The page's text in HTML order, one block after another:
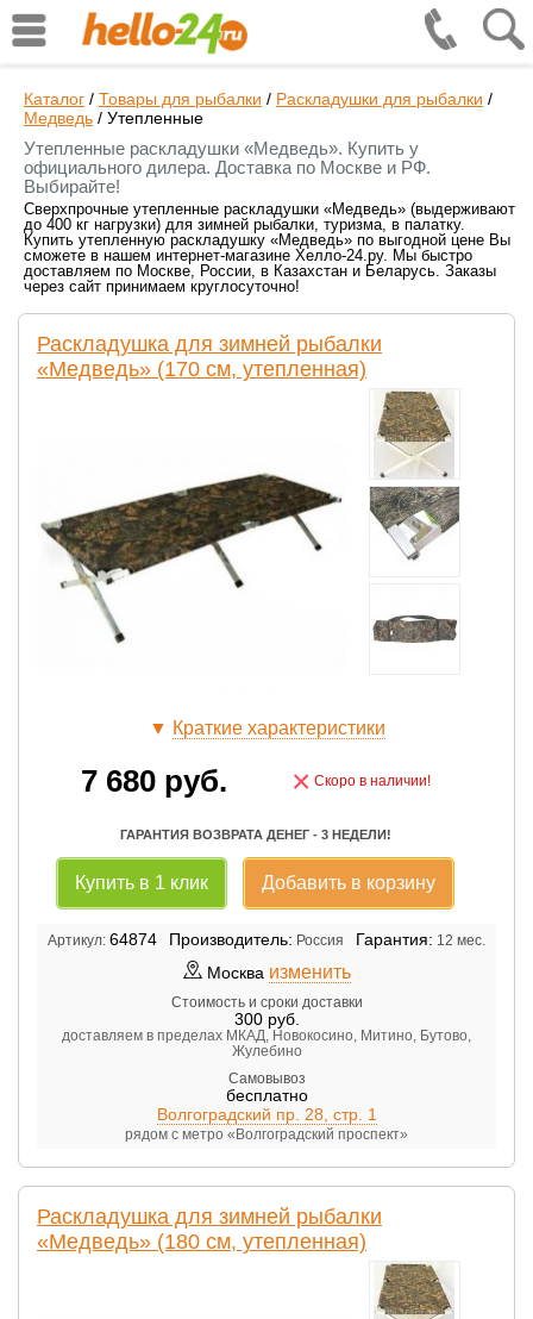
Каталог / Товары для рыбалки / Раскладушки для рыбалки /
Медведь / Утепленные
Утепленные раскладушки «Медведь». Купить у
официального дилера. Доставка по Москве и РФ.
Выбирайте!
Сверхпрочные утепленные раскладушки «Медведь» (выдерживают
до 400 кг нагрузки) для зимней рыбалки, туризма, в палатку.
Купить утепленную раскладушку «Медведь» по выгодной цене Вы
сможете в нашем интернет-магазине Хелло-24.ру. Мы быстро
доставляем по Москве, России, в Казахстан и Беларусь. Заказы
через сайт принимаем круглосуточно!
Раскладушка для зимней рыбалки
«Медведь» (170 см, утепленная)
▼ Краткие характеристики
7 680 руб. × Скоро в наличии!
ГАРАНТИЯ ВОЗВРАТА ДЕНЕГ - 3 НЕДЕЛИ!
Купить в 1 клик Добавить в корзину
Артикул: 64874 Производитель: Россия Гарантия: 12 мес.
Москва изменить
Стоимость и сроки доставки
300руб.
доставляем в пределах МКАД, Новокосино, Митино, Бутово,
Жулебино
Самовывоз
бесплатно
Волгоградский пр. 28, стр. 1
рядом с метро «Волгоградский проспект»
Раскладушка для зимней рыбалки
«Медведь» (180 см, утепленная)